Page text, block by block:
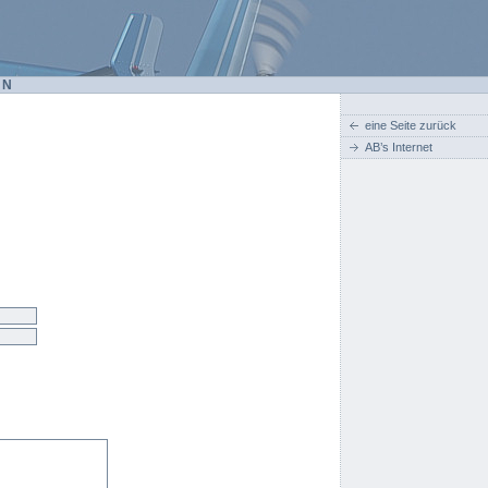
eine Seite zurück
AB’s Internet